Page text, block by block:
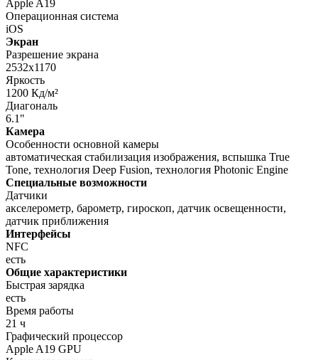
Apple A19
Операционная система
iOS
Экран
Разрешение экрана
2532x1170
Яркость
1200 Кд/м²
Диагональ
6.1"
Камера
Особенности основной камеры
автоматическая стабилизация изображения, вспышка True
Tone, технология Deep Fusion, технология Photonic Engine
Специальные возможности
Датчики
акселерометр, барометр, гироскоп, датчик освещенности,
датчик приближения
Интерфейсы
NFC
есть
Общие характеристики
Быстрая зарядка
есть
Время работы
21 ч
Графический процессор
Apple A19 GPU